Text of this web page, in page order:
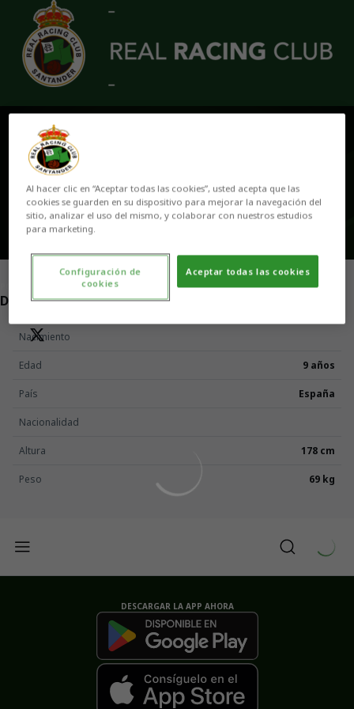
DELANTERO
Nacimiento
Edad 9 años
País España
Nacionalidad
Altura 178 cm
Peso 69 kg
DESCARGAR LA APP AHORA
Al hacer clic en “Aceptar todas las cookies”, usted acepta que las
cookies se guarden en su dispositivo para mejorar la navegación del
sitio, analizar el uso del mismo, y colaborar con nuestros estudios
para marketing.
Aceptar todas las cookies
Configuración de
cookies